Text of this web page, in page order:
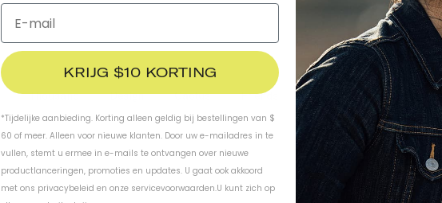
Thousand Design Cactus Friends
KRIJG $10 KORTING
*Tijdelijke aanbieding. Korting alleen geldig bij bestellingen van $
60 of meer. Alleen voor nieuwe klanten. Door uw e-mailadres in te
vullen, stemt u ermee in e-mails te ontvangen over nieuwe
productlanceringen, promoties en updates. U gaat ook akkoord
met ons privacybeleid en onze servicevoorwaarden.U kunt zich op